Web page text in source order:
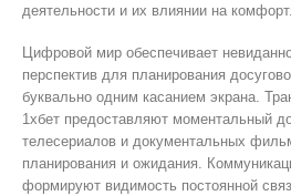
деятельности и их влиянии на комфорт.
Цифровой мир обеспечивает
перспектив для планирования
буквально одним касанием экрана.
1хбет предоставляют моментальный
телесериалов и документальных
планирования и ожидания.
формируют видимость постоянной